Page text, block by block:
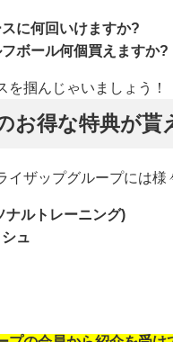
に何回いけますか?
ボール何個買えますか?
掴んじゃいましょう！
お得な特典が貰
イザップグループには様
ナルトレーニング)
ュ